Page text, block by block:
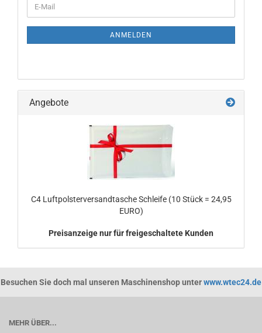
ZUR
E-
Mail
ANMELDEN
Angebote
C4 Luftpolsterversandtasche Schleife (10 Stück = 24,95
EURO)
Preisanzeige nur für freigeschaltete Kunden
Besuchen Sie doch mal unseren Maschinenshop unterwww.wtec24.de
MEHR ÜBER...